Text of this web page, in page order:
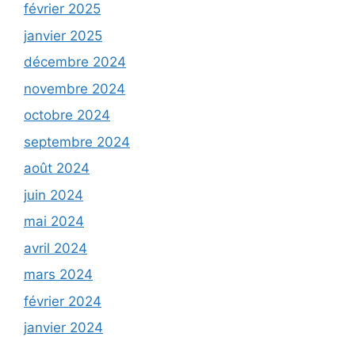
février 2025
janvier 2025
décembre 2024
novembre 2024
octobre 2024
septembre 2024
août 2024
juin 2024
mai 2024
avril 2024
mars 2024
février 2024
janvier 2024